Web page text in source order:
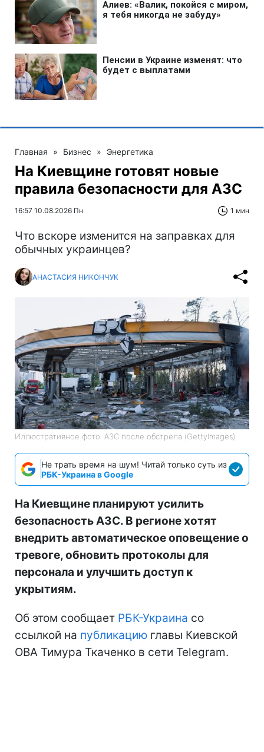
Главная » Бизнес » Энергетика
На Киевщине готовят новые
правила безопасности для АЗС
16:57 10.08.2026 Пн 1 мин
Что вскоре изменится на заправках для
обычных украинцев?
АНАСТАСИЯ НИКОНЧУК
Иллюстративное фото: АЗС после обстрела (GettyImages)
Не трать время на шум! Читай только суть из
РБК-Украина в Google
На Киевщине планируют усилить
безопасность АЗС. В регионе хотят
внедрить автоматическое оповещение о
тревоге, обновить протоколы для
персонала и улучшить доступ к
укрытиям.
Об этом сообщает РБК-Украина со
ссылкой на публикацию главы Киевской
ОВА Тимура Ткаченко в сети Telegram.